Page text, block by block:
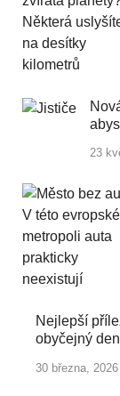
23
Nejlepší
obyčejný den
30 března, 2026